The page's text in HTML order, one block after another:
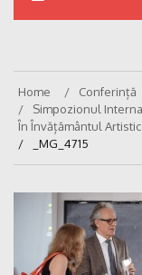
Home
Conferință
Simpozionul
În Învățământul
_MG_4715